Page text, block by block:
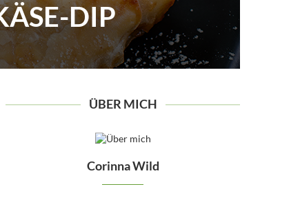
DIP
ÜBER MICH
Corinna Wild